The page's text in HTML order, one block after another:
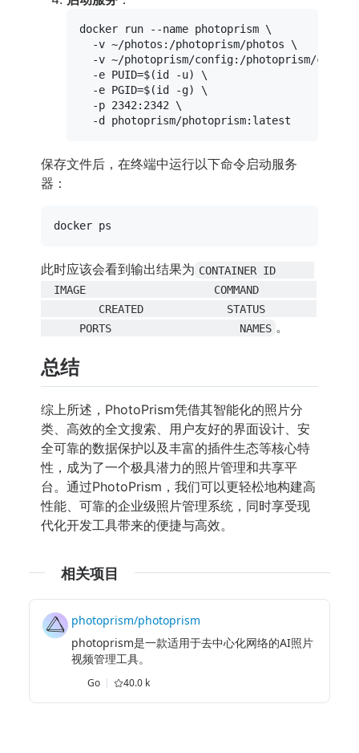
docker run --name photoprism \
  -v ~/photos:/photoprism/photos \
-v ~/photoprism/config:/photoprism/config
  -e PUID=$(
id
-u) \
  -e PGID=$(
id
-g) \
  -p 2342:2342 \
保存文件后，在终端中运行以下命令启动服务
器：
此时应该会看到输出结果为 CONTAINER ID
  IMAGE                    COMMAND
         CREATED             STATUS
      PORTS                    NAMES
。
总结
综上所述，PhotoPrism凭借其智能化的照片分
类、高效的全文搜索、用户友好的界面设计、安
全可靠的数据保护以及丰富的插件生态等核心特
性，成为了一个极具潜力的照片管理和共享平
台。通过PhotoPrism，我们可以更轻松地构建高
性能、可靠的企业级照片管理系统，同时享受现
代化开发工具带来的便捷与高效。
相关项目
photoprism/photoprism
photoprism是一款适用于去中心化网络的AI照片
视频管理工具。
Go 40.0 k